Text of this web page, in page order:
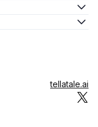
tellatale.ai